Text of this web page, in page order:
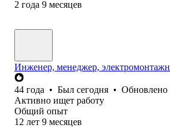
2 года 9 месяцев
Инженер, менеджер,
44 года • Был сегодня • Обновлено
Активно ищет работу
Общий опыт
12 лет 9 месяцев